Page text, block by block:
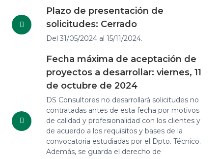
Plazo de presentación de
solicitudes: Cerrado
Del 31/05/2024 al 15/11/2024.
Fecha máxima de aceptación de
proyectos a desarrollar: viernes, 11
de octubre de 2024
DS Consultores no desarrollará solicitudes no
contratadas antes de esta fecha por motivos
de calidad y profesionalidad con los clientes y
de acuerdo a los requisitos y bases de la
convocatoria estudiadas por el Dpto. Técnico.
Además, se guarda el derecho de